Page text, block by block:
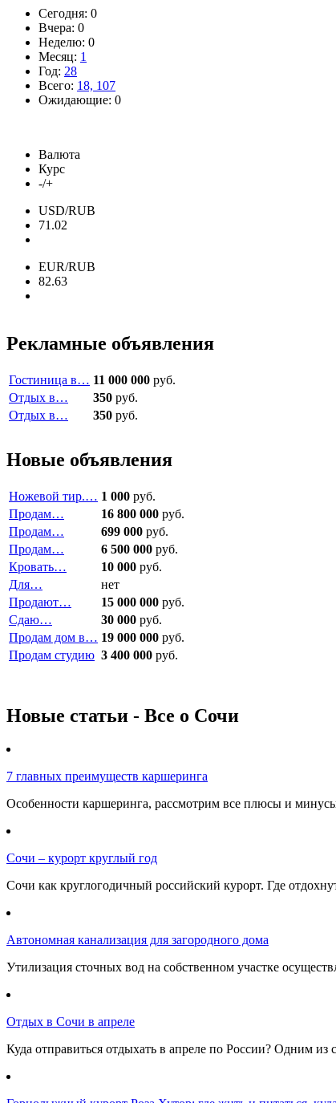
Сегодня: 0
Вчера: 0
Неделю: 0
Месяц: 1
Год: 28
Всего: 18, 107
Ожидающие: 0
Валюта
Курс
-/+
USD/RUB
71.02
EUR/RUB
82.63
Рекламные объявления
Гостиница в… 11 000 000 руб.
Отдых в…
350 руб.
Отдых в…
350 руб.
Новые объявления
Ножевой тир.… 1 000 руб.
Продам…
16 800 000 руб.
Продам…
699 000 руб.
Продам…
6 500 000 руб.
Кровать…
10 000 руб.
Для…
нет
Продают…
15 000 000 руб.
Сдаю…
30 000 руб.
Продам дом в… 19 000 000 руб.
Продам студию 3 400 000 руб.
Новые статьи - Все о Сочи
7 главных преимуществ каршеринга
Особенности каршеринга, рассмотрим все плюсы и
Сочи – курорт круглый год
Сочи как круглогодичный российский курорт. Где
Автономная канализация для загородного дома
Утилизация сточных вод на собственном участке
Отдых в Сочи в апреле
Куда отправиться отдыхать в апреле по России? Одним из